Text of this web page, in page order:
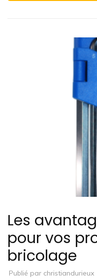
Les
pour vos
bricolage
Publié par christiandurieux